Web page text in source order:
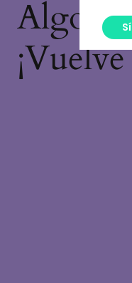
Sí
Algo